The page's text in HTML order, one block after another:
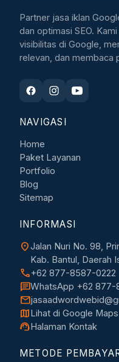
Partner jasa iklan
dan optimasi SEO.
visibilitas di Google,
relevan, dan membaca
NAVIGASI
Home
Paket Layanan
Portfolio
Blog
Sitemap
INFORMASI
location_onJalan Nuri No. 98,
Kab. Bantul, Daerah
call+62 877-8587-0222
chatWhatsApp +62 877-
mail
mapLihat di Google Maps
support_agentHalaman Kontak
METODE